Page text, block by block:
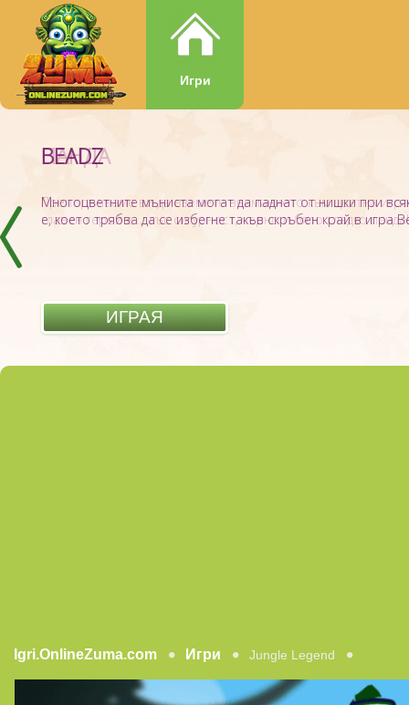
Игри
BEADZ
Многоцветните мъниста могат да паднат от нишки при
е, което трябва да се избегне такъв скръбен край в игра
ИГРАЯ
ПАНДА
Препоръчваме ви да вземете вниманието към цветна
главен герой е ... със сигурност, черно и бяло сладко
ИГРАЯ
Igri.OnlineZuma.com Игри Jungle Legend